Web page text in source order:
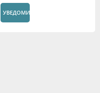
УВЕДОМИТЬ